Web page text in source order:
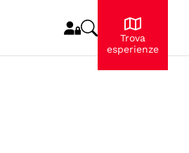
Trova
esperienze